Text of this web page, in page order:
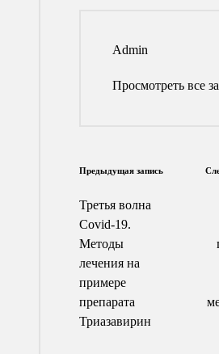
Admin
Просмотреть все
Навигация
по
записям
Предыдущая запись
Третья волна
Сovid-19.
Методы
лечения на
примере
препарата
Триазавирин